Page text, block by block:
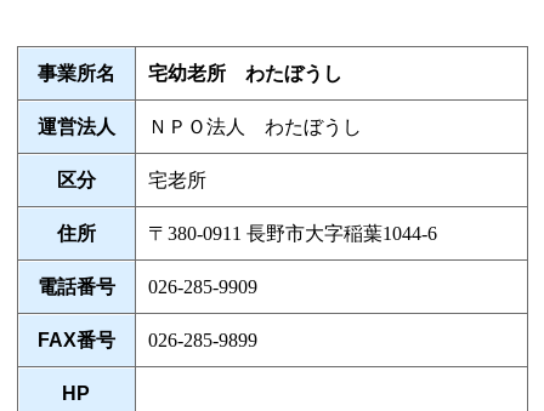
事業所名 宅幼老所 わたぼうし
運営法人 ＮＰＯ法人 わたぼうし
区分 宅老所
住所 〒380-0911 長野市大字稲葉1044-6
電話番号 026-285-9909
FAX番号 026-285-9899
HP